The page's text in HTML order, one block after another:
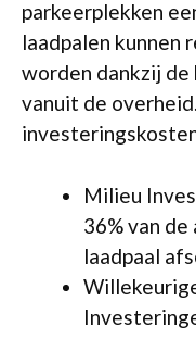
parkeerplekken
laadpalen
worden dankzij
vanuit de
Milieu
36% van
laadpaal